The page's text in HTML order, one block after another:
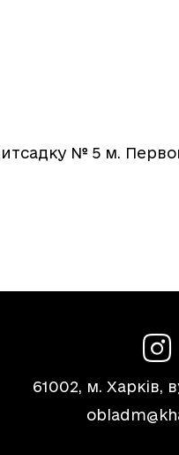
№ 5 м.
61002, м. Харків,